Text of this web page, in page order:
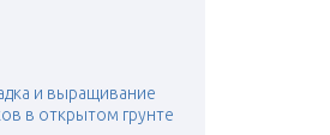
и выращивание
в открытом грунте